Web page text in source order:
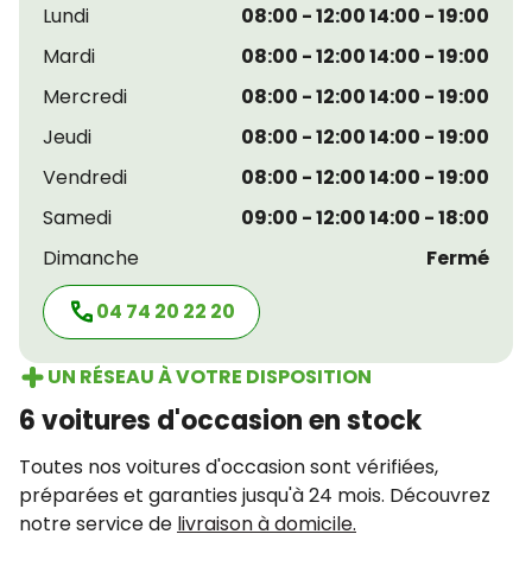
Lundi
08:00 - 12:00 14:00 - 19:00
Mardi
08:00 - 12:00 14:00 - 19:00
Mercredi
08:00 - 12:00 14:00 - 19:00
Jeudi
08:00 - 12:00 14:00 - 19:00
Vendredi
08:00 - 12:00 14:00 - 19:00
Samedi
09:00 - 12:00 14:00 - 18:00
Dimanche
Fermé
04 74 20 22 20
UN RÉSEAU À VOTRE DISPOSITION
6 voitures d'occasion en stock
Toutes nos voitures d'occasion sont vérifiées,
préparées et garanties jusqu'à 24 mois. Découvrez
notre service de livraison à domicile.